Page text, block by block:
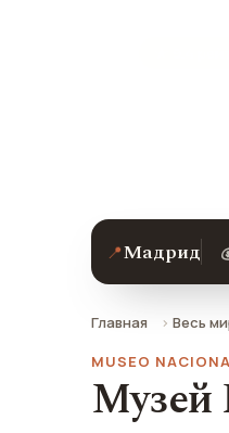
📍Мадрид
Главная Весь
MUSEO
Музей